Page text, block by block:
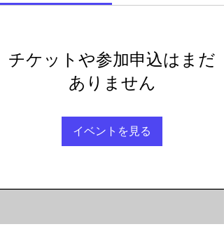
チケットや参加申込はまだ
ありません
イベントを見る